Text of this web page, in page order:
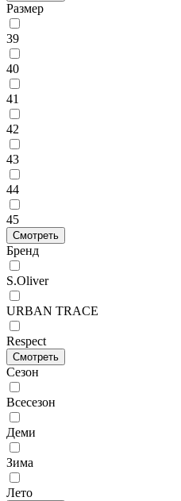
Размер
39
40
41
42
43
44
45
Смотреть
Бренд
S.Oliver
URBAN TRACE
Respect
Смотреть
Сезон
Всесезон
Деми
Зима
Лето